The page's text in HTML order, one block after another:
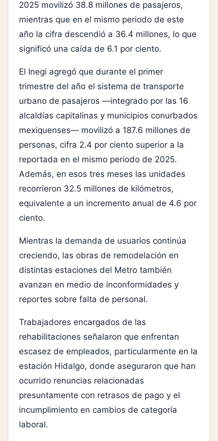
2025 movilizó 38.8 millones de pasajeros,
mientras que en el mismo periodo de este
año la cifra descendió a 36.4 millones, lo que
significó una caída de 6.1 por ciento.
El Inegi agregó que durante el primer
trimestre del año el sistema de transporte
urbano de pasajeros —integrado por las 16
alcaldías capitalinas y municipios conurbados
mexiquenses— movilizó a 187.6 millones de
personas, cifra 2.4 por ciento superior a la
reportada en el mismo periodo de 2025.
Además, en esos tres meses las unidades
recorrieron 32.5 millones de kilómetros,
equivalente a un incremento anual de 4.6 por
ciento.
Mientras la demanda de usuarios continúa
creciendo, las obras de remodelación en
distintas estaciones del Metro también
avanzan en medio de inconformidades y
reportes sobre falta de personal.
Trabajadores encargados de las
rehabilitaciones señalaron que enfrentan
escasez de empleados, particularmente en la
estación Hidalgo, donde aseguraron que han
ocurrido renuncias relacionadas
presuntamente con retrasos de pago y el
incumplimiento en cambios de categoría
laboral.